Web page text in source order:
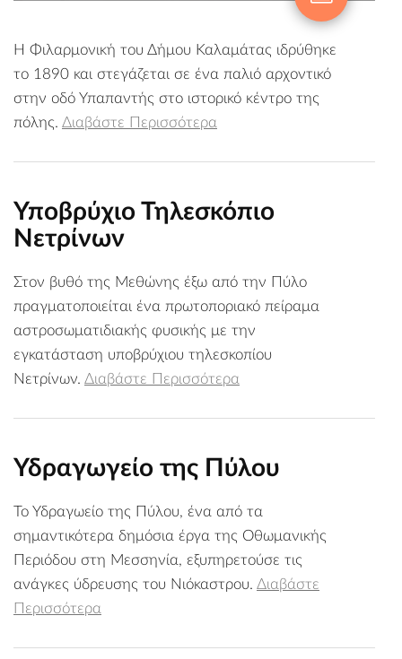
Η Φιλαρμονική του Δήμου Καλαμάτας ιδρύθηκε
το 1890 και στεγάζεται σε ένα παλιό αρχοντικό
στην οδό Υπαπαντής στο ιστορικό κέντρο της
πόλης. Διαβάστε Περισσότερα
Υποβρύχιο Τηλεσκόπιο
Νετρίνων
Στον βυθό της Μεθώνης έξω από την Πύλο
πραγματοποιείται ένα πρωτοποριακό πείραμα
αστροσωματιδιακής φυσικής με την
εγκατάσταση υποβρύχιου τηλεσκοπίου
Νετρίνων. Διαβάστε Περισσότερα
Υδραγωγείο της Πύλου
Το Υδραγωείο της Πύλου, ένα από τα
σημαντικότερα δημόσια έργα της Οθωμανικής
Περιόδου στη Μεσσηνία, εξυπηρετούσε τις
ανάγκες ύδρευσης του Νιόκαστρου. Διαβάστε
Περισσότερα